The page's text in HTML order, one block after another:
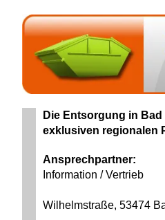
Die Entsorgung in
exklusiven regionalen
Ansprechpartner:
Information / Vertrieb
Wilhelmstraße, 53474